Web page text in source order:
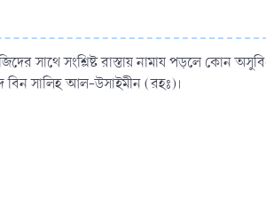
সাথে সংশ্লিষ্ট রাস্তায় নামায পড়লে কোন
বিন সালিহ আল-উসাইমীন (রহঃ)।